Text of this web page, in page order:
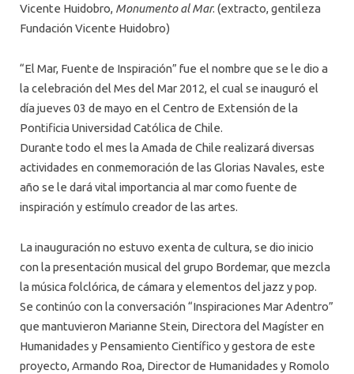
Vicente Huidobro, Monumento al Mar. (extracto, gentileza
Fundación Vicente Huidobro)
“El Mar, Fuente de Inspiración” fue el nombre que se le dio a
la celebración del Mes del Mar 2012, el cual se inauguró el
día jueves 03 de mayo en el Centro de Extensión de la
Pontificia Universidad Católica de Chile.
Durante todo el mes la Amada de Chile realizará diversas
actividades en conmemoración de las Glorias Navales, este
año se le dará vital importancia al mar como fuente de
inspiración y estímulo creador de las artes.
La inauguración no estuvo exenta de cultura, se dio inicio
con la presentación musical del grupo Bordemar, que mezcla
la música folclórica, de cámara y elementos del jazz y pop.
Se continúo con la conversación “Inspiraciones Mar Adentro”
que mantuvieron Marianne Stein, Directora del Magíster en
Humanidades y Pensamiento Científico y gestora de este
proyecto, Armando Roa, Director de Humanidades y Romolo